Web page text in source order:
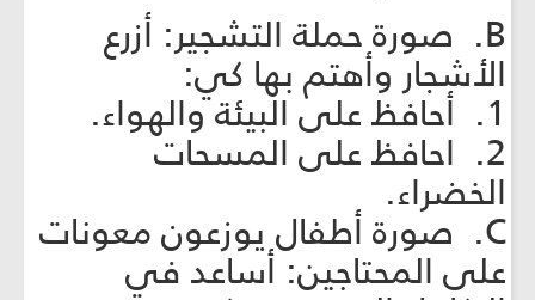
B. صورة حملة التشجير: أزرع
الأشجار وأهتم بها كي:
1. أحافظ على البيئة والهواء.
2. احافظ على المسحات
الخضراء.
C. صورة أطفال يوزعون معونات
على المحتاجين: أساعد في